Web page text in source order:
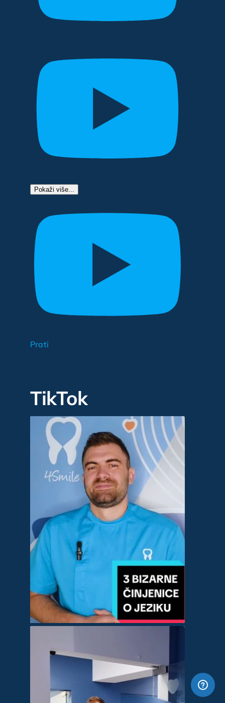
Pokaži više...
Prati
TikTok